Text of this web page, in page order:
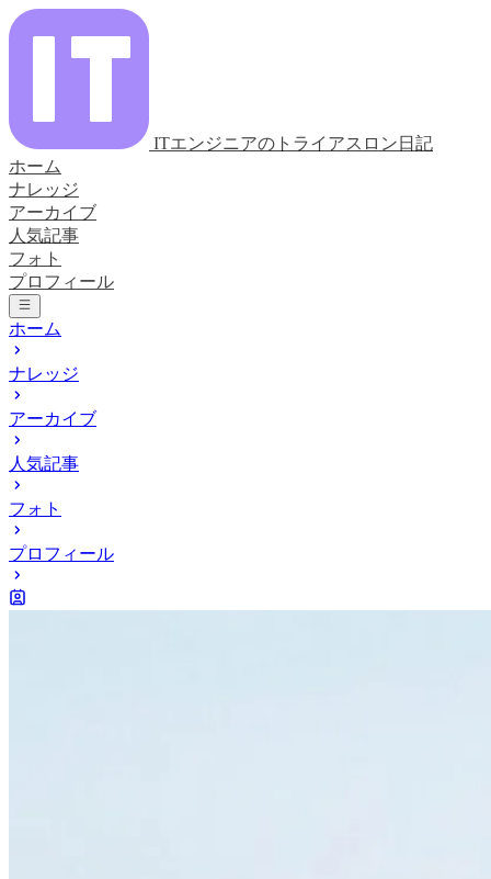
ITエンジニアのトライアスロン日記
ホーム
ナレッジ
アーカイブ
人気記事
フォト
プロフィール
ホーム
ナレッジ
アーカイブ
人気記事
フォト
プロフィール